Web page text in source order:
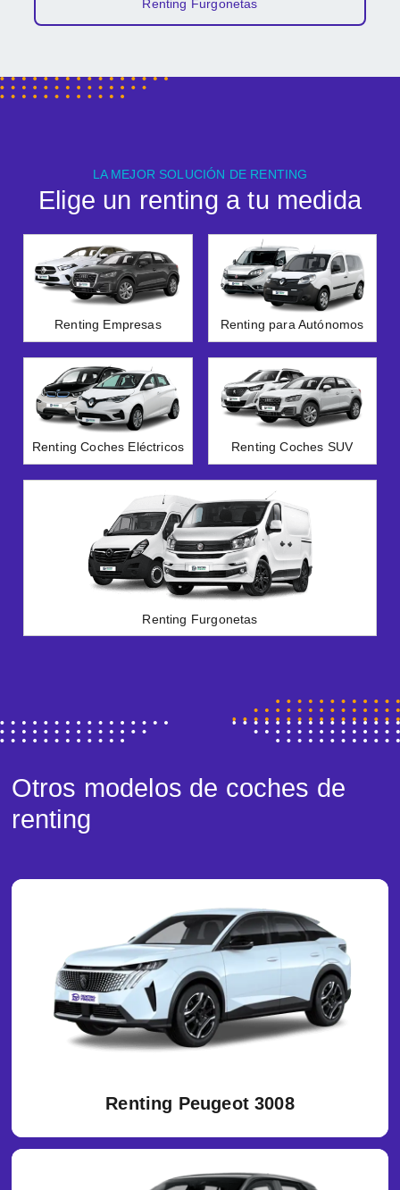
Renting Furgonetas
LA MEJOR SOLUCIÓN DE RENTING
Elige un renting a tu medida
Renting Empresas Renting para Autónomos
Renting Coches Eléctricos Renting Coches SUV
Renting Furgonetas
Otros modelos de coches de
renting
Renting Peugeot 3008